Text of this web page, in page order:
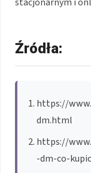
Źródła:
https://
dm.html
https://
-dm-co-kupic